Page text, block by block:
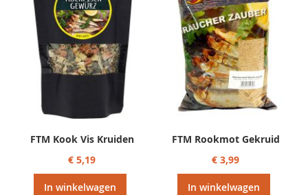
FTM Kook Vis Kruiden
€ 5,19
In winkelwagen
FTM Rookmot Gekruid
€ 3,99
In winkelwagen